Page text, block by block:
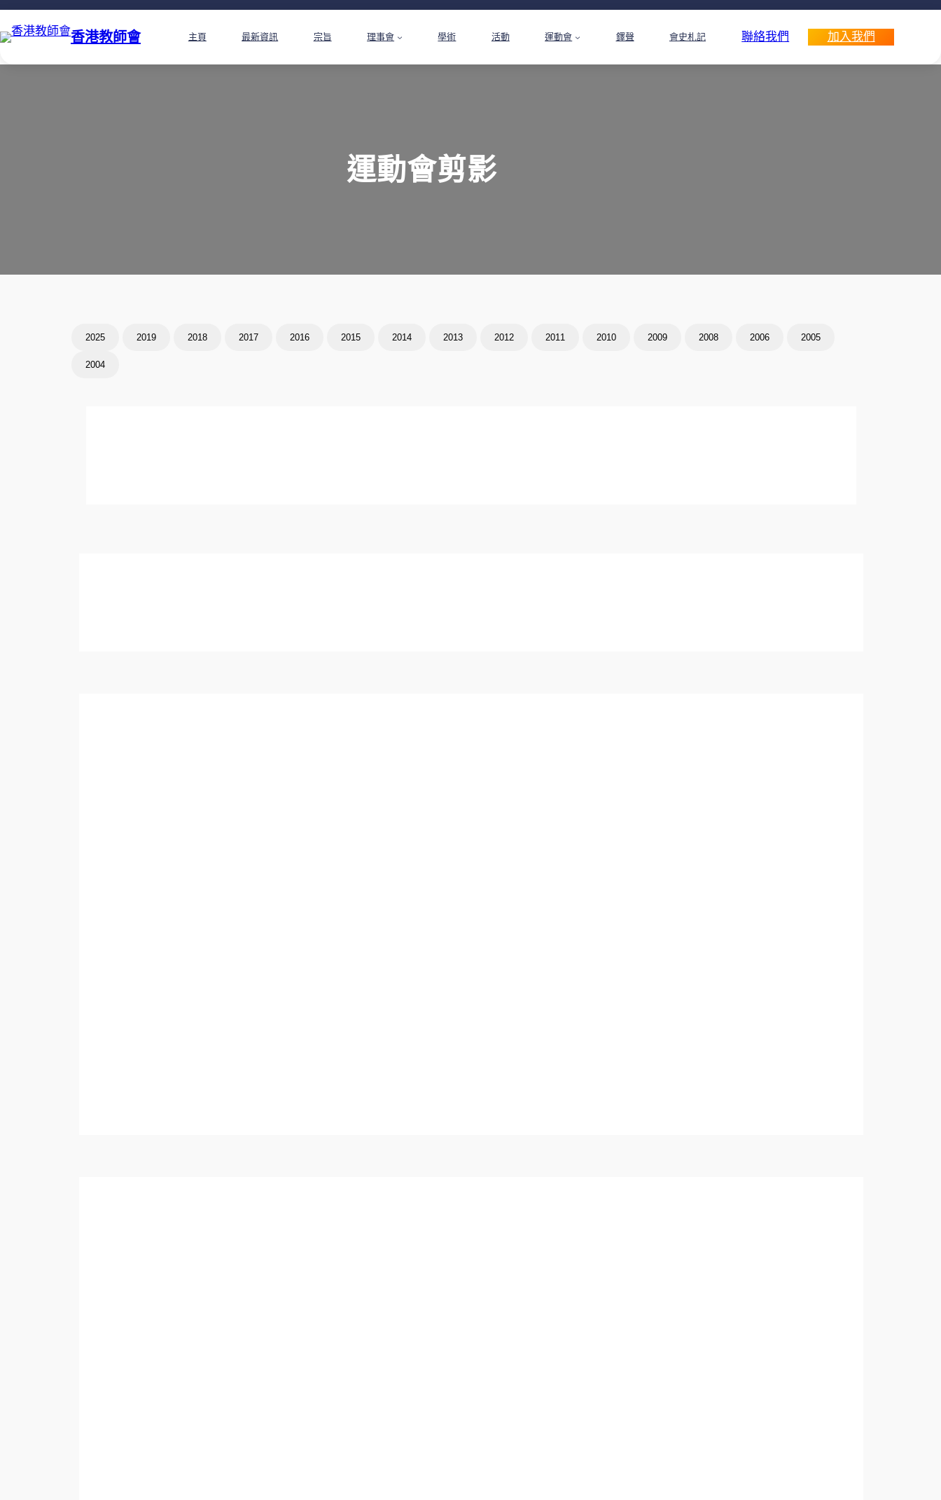
香港教師會 主頁 最新資訊 宗旨 理事會 學術 活動 運動會 鐸聲 會史札記 聯絡我們 加入我們
運動會剪影
2025 2019 2018 2017 2016 2015 2014 2013 2012 2011 2010 2009 2008 2006 2005
2004